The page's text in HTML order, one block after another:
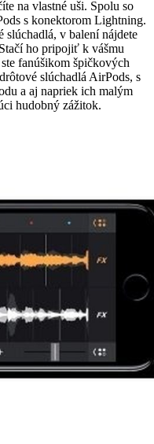
na vlastné uši. Spolu so
s konektorom Lightning.
slúchadlá, v balení nájdete
ho pripojiť k vášmu
fanúšikom špičkových
slúchadlá AirPods, s
a aj napriek ich malým
hudobný zážitok.